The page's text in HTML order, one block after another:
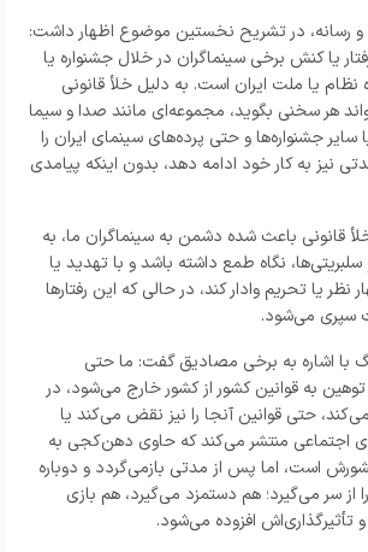
رسانه، در تشریح نخستین موضوع اظهار داشت:
یا کنش برخی سینماگران در خلال جشنواره یا
نظام یا ملت ایران است. به دلیل خلأ قانونی
هر سخنی بگوید، مجموعه‌ای مانند صدا و سیما
سایر جشنواره‌ها و حتی پرده‌های سینمای ایران را
نیز به کار خود ادامه دهد، بدون اینکه پیامدی
قانونی باعث شده دشمن به سینماگران ما، به
و سلبریتی‌ها، نگاه طمع داشته باشد و با تهدید یا
نظر یا تحریم وادار کند، در حالی که این رفتارها
سپری می‌شود.
با اشاره به برخی مصادیق گفت: ما حتی
توهین به قوانین کشور از کشور خارج می‌شود، در
حتی قوانین آنجا را نیز نقض می‌کند یا
اجتماعی منتشر می‌کند که حاوی دهن‌کجی به
است، اما پس از مدتی بازمی‌گردد و دوباره
از سر می‌گیرد؛ هم دستمزد می‌گیرد، هم بازی
افزوده می‌شود.